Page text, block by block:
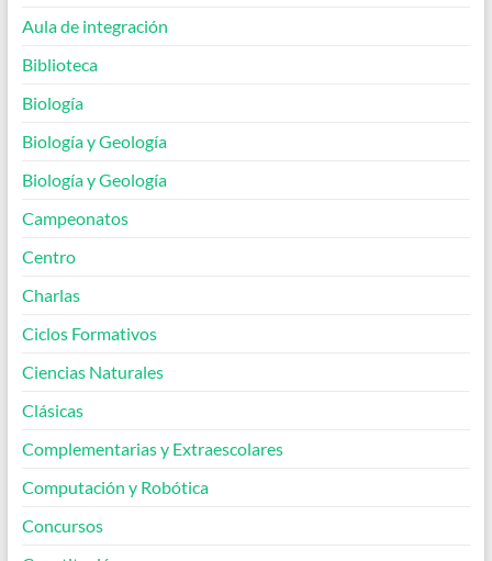
Aula de integración
Biblioteca
Biología
Biología y Geología
Biología y Geología
Campeonatos
Centro
Charlas
Ciclos Formativos
Ciencias Naturales
Clásicas
Complementarias y Extraescolares
Computación y Robótica
Concursos